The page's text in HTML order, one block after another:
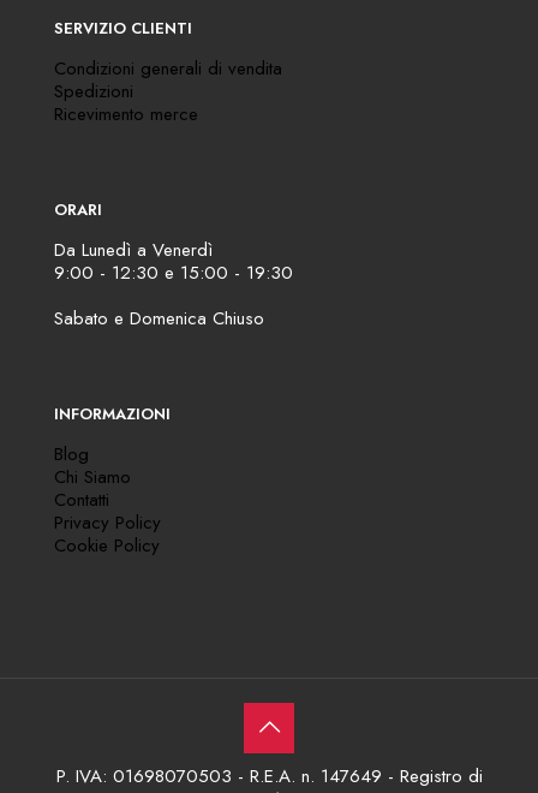
SERVIZIO CLIENTI
Condizioni generali di vendita
Spedizioni
Ricevimento merce
ORARI
Da Lunedì a Venerdì
9:00 - 12:30 e 15:00 - 19:30
Sabato e Domenica Chiuso
INFORMAZIONI
Blog
Chi Siamo
Contatti
Privacy Policy
Cookie Policy
P. IVA: 01698070503 - R.E.A. n. 147649 - Registro di